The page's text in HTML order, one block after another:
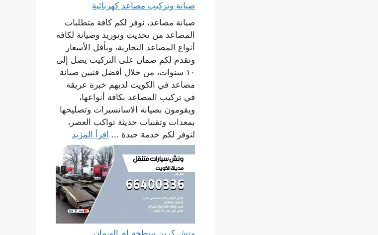
صيانة وتركيب مصاعد كهربائية
صيانة مصاعد، نوفر لكم كافة متطلبات
المصاعد من تحديث وتوريد وصيانة لكافة
أنواع المصاعد التجارية، وبأقل الأسعار
ونقدم لكم ضمان على التركيب يصل إلى
١٠ سنوات، من خلال أفضل فنيين صيانة
مصاعد في الكويت لديهم خبرة عريقة
في تركيب المصاعد بكافة أنواعها،
ويقومون بصيانة الاسانسيرات وتصليحها
بمعدات وتقنيات حديثة تواكب العصر،
لنوفر لكم خدمة جيدة ... اقرأ المزيد
ونش كرين سطحة ام الهيمان